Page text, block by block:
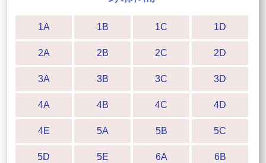
1A 1B 1C 1D
2A 2B 2C 2D
3A 3B 3C 3D
4A 4B 4C 4D
4E 5A 5B 5C
5D 5E 6A 6B